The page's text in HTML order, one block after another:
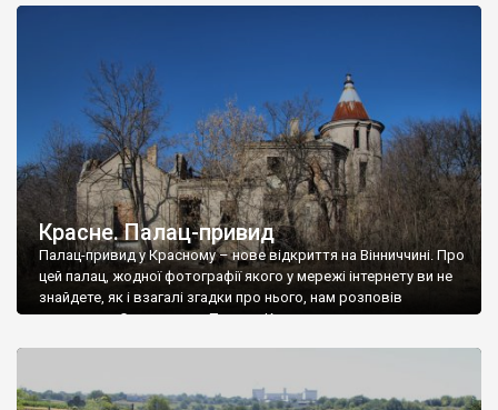
Красне. Палац-привид
Палац-привид у Красному – нове відкриття на Вінниччині. Про
цей палац, жодної фотографії якого у мережі інтернету ви не
знайдете, як і взагалі згадки про нього, нам розповів
мешканець Самгородка. Палац у Красному вразив не лише